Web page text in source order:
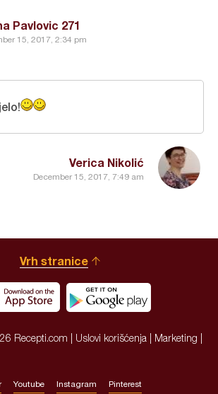
Pavlovic 271
15, 2017, 2:34 pm
Verica Nikolić
December 15, 2017, 7:49 am
Vrh stranice
Recepti.com | Uslovi korišćenja Marketing
Youtube Instagram Pinterest